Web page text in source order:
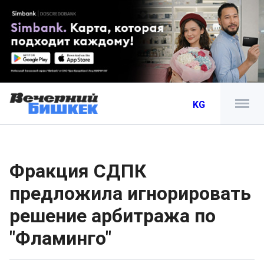
KG
Фракция СДПК
предложила игнорировать
решение арбитража по
"Фламинго"